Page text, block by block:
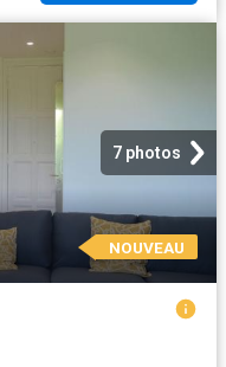
7 photos
NOUVEAU